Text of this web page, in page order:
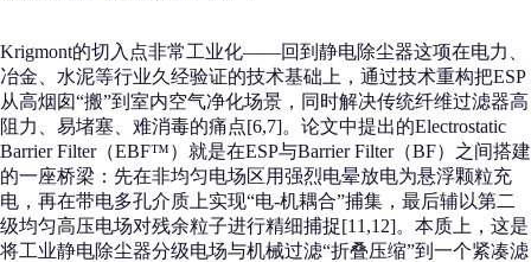
Krigmont的切入点非常工业化——回到静电除尘器这项在电力、
冶金、水泥等行业久经验证的技术基础上，通过技术重构把ESP
从高烟囱“搬”到室内空气净化场景，同时解决传统纤维过滤器高
阻力、易堵塞、难消毒的痛点[6,7]。论文中提出的Electrostatic
Barrier Filter（EBF™）就是在ESP与Barrier Filter（BF）之间搭建
的一座桥梁：先在非均匀电场区用强烈电晕放电为悬浮颗粒充
电，再在带电多孔介质上实现“电-机耦合”捕集，最后辅以第二
级均匀高压电场对残余粒子进行精细捕捉[11,12]。本质上，这是
将工业静电除尘器分级电场与机械过滤“折叠压缩”到一个紧凑滤